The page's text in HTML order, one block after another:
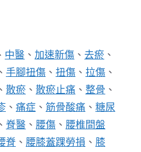
中醫 、加速新傷 、去瘀 、
、 手腳扭傷 、 扭傷 、 拉傷 、
、 散瘀 、 散瘀止痛 、 整骨 、
、 痛症 、 筋骨酸痛 、 糖尿
、 脊醫 、 腰傷 、 腰椎間盤
脊 、 腰膝蓋踝勞損 、 膝